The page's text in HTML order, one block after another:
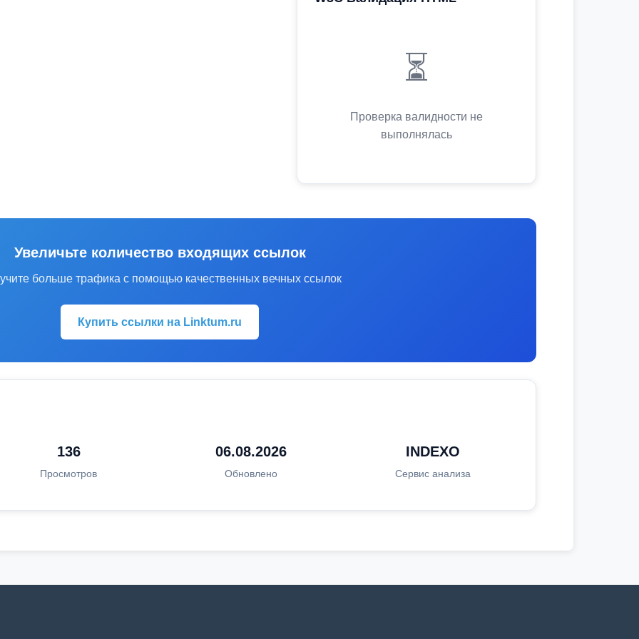
⏳
Проверка валидности не
выполнялась
Увеличьте количество входящих ссылок
больше трафика с помощью качественных вечных ссылок
Купить ссылки на Linktum.ru
136
Просмотров
06.08.2026
Обновлено
INDEXO
Сервис анализа